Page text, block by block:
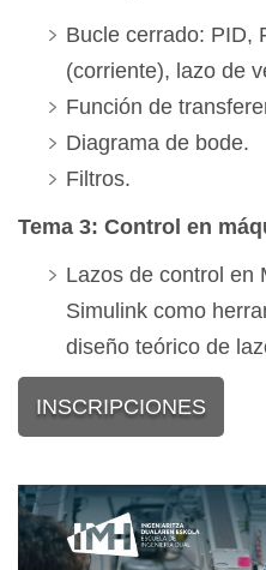
Bucle cerrado: PID,
(corriente), lazo de
Función de
Diagrama de bode.
Filtros.
Tema 3: Control en
Lazos de control en
Simulink como
diseño teórico de
INSCRIPCIONES